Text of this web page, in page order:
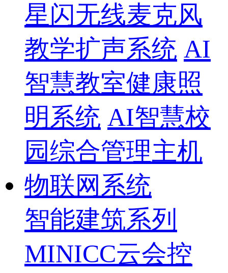
星闪无线麦克风
教学扩声系统 AI
智慧教室健康照
明系统 AI智慧校
园综合管理主机
物联网系统
智能建筑系列
MINICC云会控